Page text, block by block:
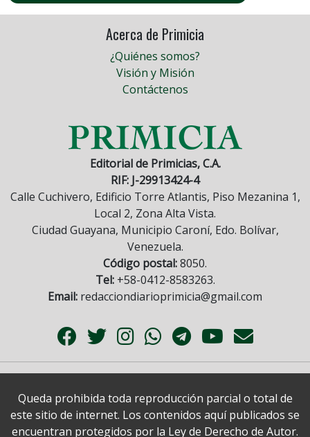
Acerca de Primicia
¿Quiénes somos?
Visión y Misión
Contáctenos
Editorial de Primicias, C.A.
RIF: J-29913424-4
Calle Cuchivero, Edificio Torre Atlantis, Piso Mezanina 1,
Local 2, Zona Alta Vista.
Ciudad Guayana, Municipio Caroní, Edo. Bolívar,
Venezuela.
Código postal:8050.
Tel:+58-0412-8583263.
Email: redacciondiarioprimicia@gmail.com
Queda prohibida toda reproducción parcial o total de
este sitio de internet. Los contenidos aquí publicados se
encuentran protegidos por la Ley de Derecho de Autor.